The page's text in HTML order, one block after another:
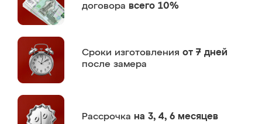
договора всего 10%
Сроки изготовления от 7 дней
после замера
Рассрочка на 3, 4, 6 месяцев